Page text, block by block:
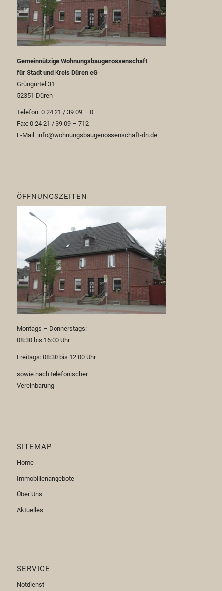
Gemeinnützige Wohnungsbaugenossenschaft
für Stadt und Kreis Düren eG
Grüngürtel 31
52351 Düren
Telefon: 0 24 21 / 39 09 – 0
Fax: 0 24 21 / 39 09 – 712
E-Mail: info@wohnungsbaugenossenschaft-dn.de
ÖFFNUNGSZEITEN
Montags – Donnerstags:
08:30 bis 16:00 Uhr
Freitags: 08:30 bis 12:00 Uhr
sowie nach telefonischer
Vereinbarung
SITEMAP
Home
Immobilienangebote
Über Uns
Aktuelles
SERVICE
Notdienst